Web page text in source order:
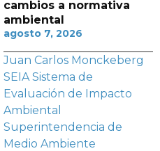
cambios a normativa
ambiental
agosto 7, 2026
Juan Carlos Monckeberg
SEIA Sistema de
Evaluación de Impacto
Ambiental
Superintendencia de
Medio Ambiente